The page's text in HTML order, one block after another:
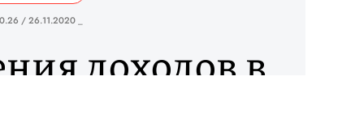
/ 26.11.2020 _
доходов в